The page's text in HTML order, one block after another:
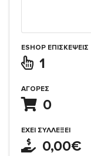
ESHOP ΕΠΙΣΚΈΨΕΙΣ
1
ΑΓΟΡΈΣ
0
ΈΧΕΙ ΣΥΛΛΈΞΕΙ
0,00€